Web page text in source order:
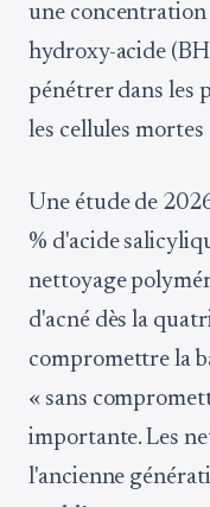
une concentration
hydroxy-acide
pénétrer dans les
les cellules
Une étude de
% d'acide
nettoyage
d'acné dès la
compromettre la
« sans
importante. Les
l'ancienne